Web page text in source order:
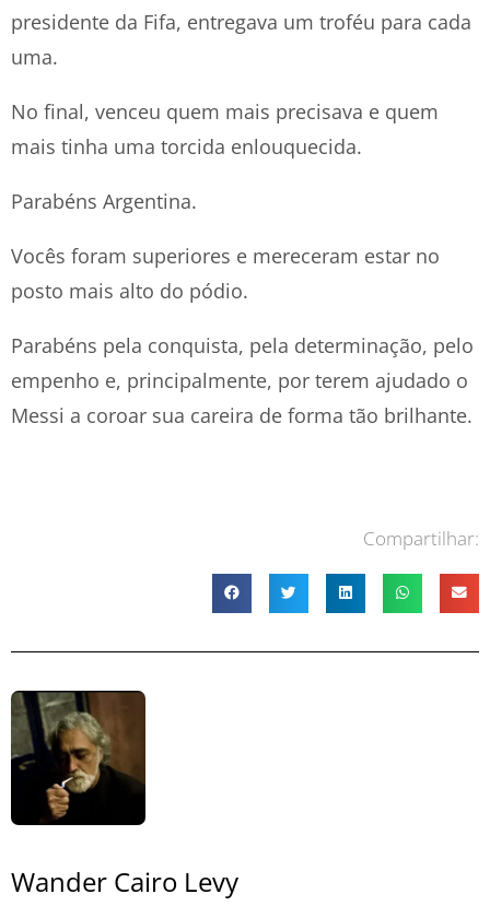
presidente da Fifa, entregava um troféu para cada
uma.
No final, venceu quem mais precisava e quem
mais tinha uma torcida enlouquecida.
Parabéns Argentina.
Vocês foram superiores e mereceram estar no
posto mais alto do pódio.
Parabéns pela conquista, pela determinação, pelo
empenho e, principalmente, por terem ajudado o
Messi a coroar sua careira de forma tão brilhante.
Compartilhar:
Wander Cairo Levy